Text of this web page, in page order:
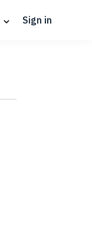
Sign in